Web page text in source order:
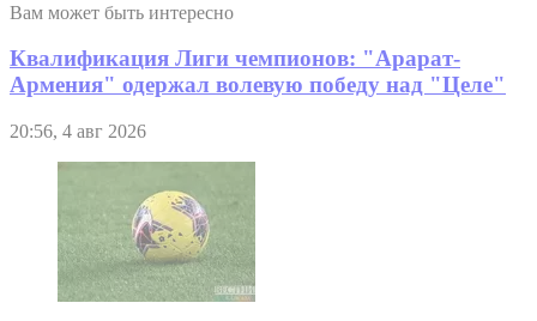
Вам может быть интересно
Квалификация Лиги чемпионов: "Арарат-
Армения" одержал волевую победу над "Целе"
20:56, 4 авг 2026